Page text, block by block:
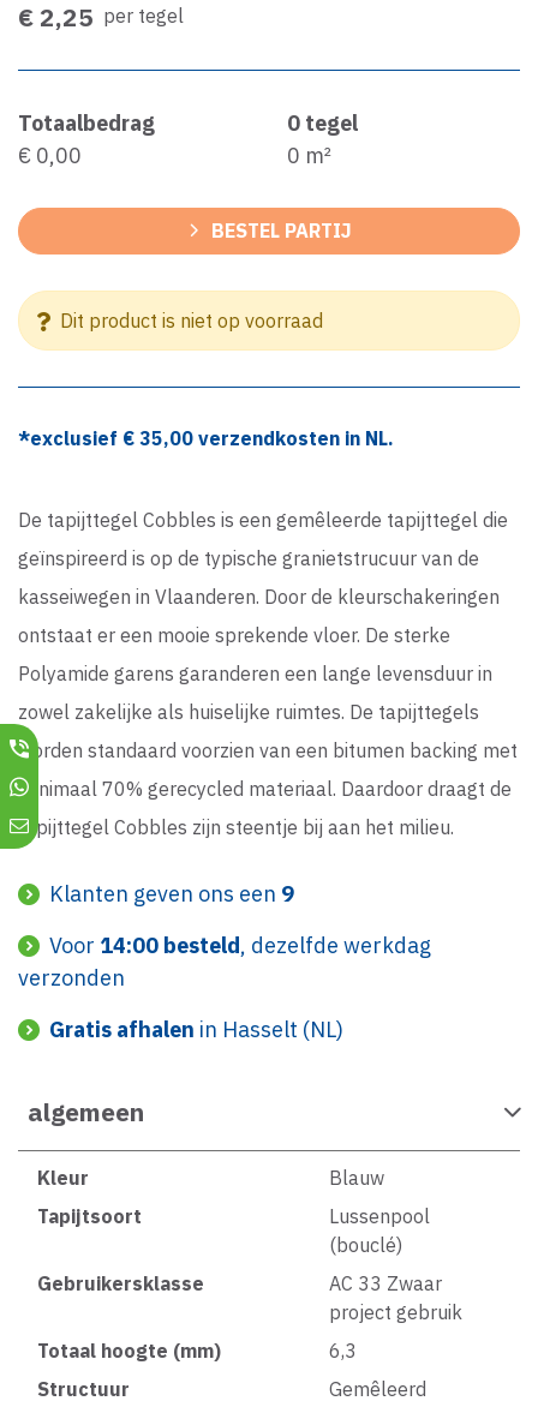
€ 2,25 per tegel
Totaalbedrag
€ 0,00
0 tegel
0 m²
BESTEL PARTIJ
Dit product is niet op voorraad
*exclusief € 35,00 verzendkosten in NL.
De tapijttegel Cobbles is een gemêleerde tapijttegel die
geïnspireerd is op de typische granietstrucuur van de
kasseiwegen in Vlaanderen. Door de kleurschakeringen
ontstaat er een mooie sprekende vloer. De sterke
Polyamide garens garanderen een lange levensduur in
zowel zakelijke als huiselijke ruimtes. De tapijttegels
worden standaard voorzien van een bitumen backing met
minimaal 70% gerecycled materiaal. Daardoor draagt de
tapijttegel Cobbles zijn steentje bij aan het milieu.
Klanten geven ons een 9
Voor 14:00 besteld, dezelfde werkdag
verzonden
Gratis afhalen in Hasselt (NL)
algemeen
Kleur
Blauw
Tapijtsoort
Lussenpool
(bouclé)
Gebruikersklasse
AC 33 Zwaar
project gebruik
Totaal hoogte (mm)
6,3
Structuur
Gemêleerd